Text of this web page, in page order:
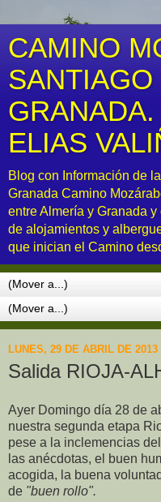
CAMINO
ELIAS
Blog con Información de
Granada Camino
entre Almería y Granada
de alojamientos y
que inician el Camino
LUNES, 29 DE ABRIL DE 2013
Salida RIOJA-
Ayer Domingo día 28 de
nuestra segunda etapa
pese a la inclemencias
las anécdotas, el buen
acogida, la buena
de "buen rollo".